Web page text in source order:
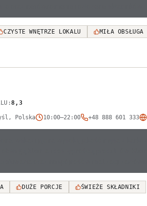
CZYSTE WNĘTRZE LOKALU MIŁA OBSŁUGA
:8,3
Polska 10:00–22:00 +48 888 601 333
DUŻE PORCJE ŚWIEŻE SKŁADNIKI